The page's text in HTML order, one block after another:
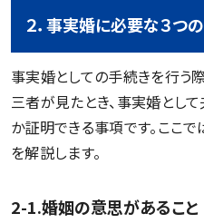
２．事実婚に必要な３つ
事実婚としての手続きを行う
三者が見たとき、事実婚とし
か証明できる事項です。ここ
を解説します。
2-1.婚姻の意思があること